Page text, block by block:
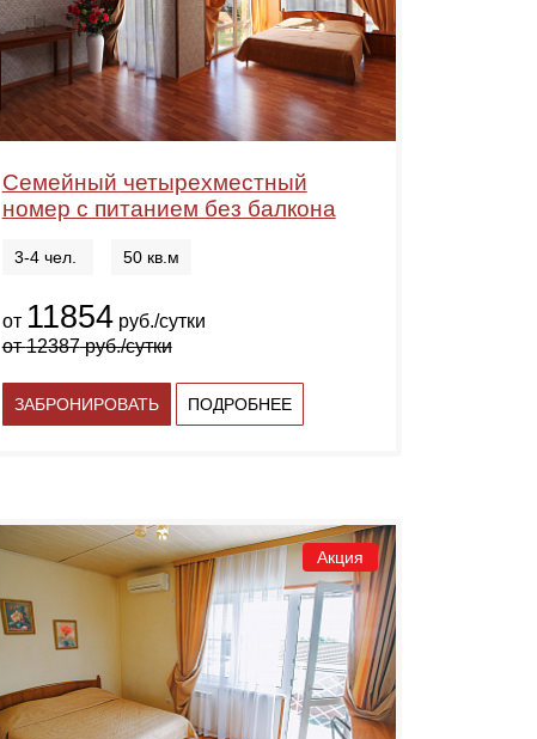
Семейный четырехместный
номер с питанием без балкона
3-4 чел. 50 кв.м
от 11854руб./сутки
от12387руб./сутки
ЗАБРОНИРОВАТЬ ПОДРОБНЕЕ
Акция